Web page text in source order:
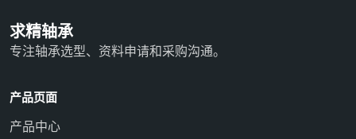
求精轴承
专注轴承选型、资料申请和采购沟通。
产品页面
产品中心